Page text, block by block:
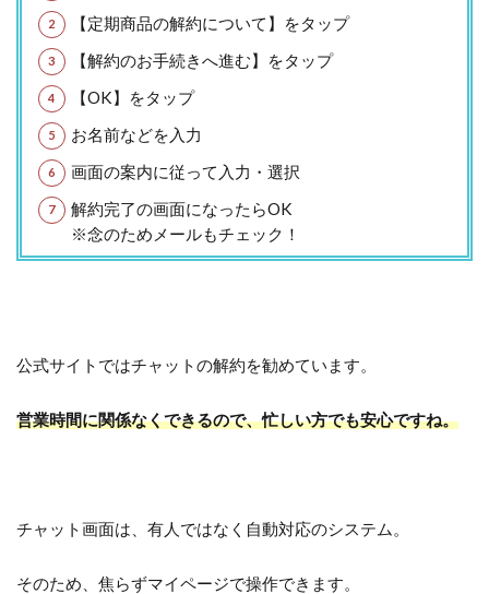
【定期商品の解約について】をタップ
【解約のお手続きへ進む】をタップ
【OK】をタップ
お名前などを入力
画面の案内に従って入力・選択
解約完了の画面になったらOK
※念のためメールもチェック！
公式サイトではチャットの解約を勧めています。
営業時間に関係なくできるので、忙しい方でも安心ですね。
チャット画面は、有人ではなく自動対応のシステム。
そのため、焦らずマイページで操作できます。